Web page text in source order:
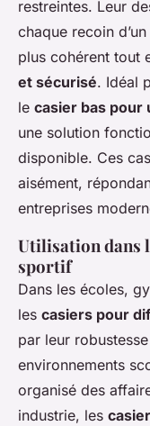
restreintes. Leur
chaque recoin
plus cohérent tout
et sécurisé. Idéal
le casier bas pour
une solution
disponible. Ces
aisément,
entreprises
Utilisation dans
sportif
Dans les écoles,
les casiers pour
par leur
environnements
organisé des
industrie, les